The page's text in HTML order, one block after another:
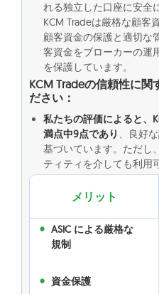
れる独立した口座に安全
KCM Tradeは厳格な顧客
顧客資金の保護と適切な
客資金をブローカーの運
を保護しています。
KCM Tradeの信頼性に関
ださい：
私たちの評価によると、
満点中9点であり 、良好
基づいています。ただし
ティティを介しても利用
メリット
ASIC による厳格な
規制
資金保護